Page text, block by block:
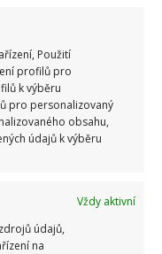
Použití
profilů pro
k výběru
pro personalizovaný
obsahu,
údajů k výběru
Vždy aktivní
údajů,
na